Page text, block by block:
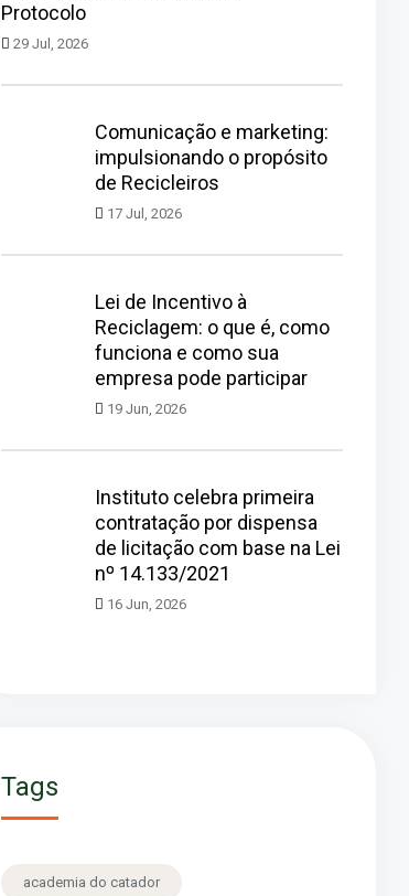
Protocolo
29 Jul, 2026
Comunicação e marketing:
impulsionando o propósito
de Recicleiros
17 Jul, 2026
Lei de Incentivo à
Reciclagem: o que é, como
funciona e como sua
empresa pode participar
19 Jun, 2026
Instituto celebra primeira
contratação por dispensa
de licitação com base na Lei
nº 14.133/2021
16 Jun, 2026
Tags
academia do catador